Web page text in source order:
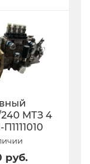
МТЗ 4
руб.